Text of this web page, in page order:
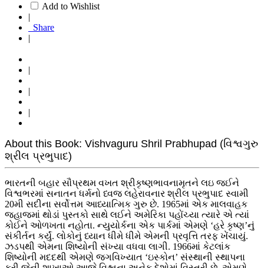
Add to Wishlist
|
Share
|
|
|
|
About this Book: Vishvaguru Shril Prabhupad (વિશ્વગુરુ
શ્રીલ પ્રભુપાદ)
ભારતની બહાર સૌપ્રથમ વખત શ્રીકૃષ્ણભાવનામૃતને લઇ જઈને
વિશ્વભરમાં સનાતન ધર્મનો ધ્વજ લહેરાવનાર શ્રીલ પ્રભુપાદ સ્વામી
20મી સદીના સર્વોત્તમ આધ્યાત્મિક ગુરુ છે. 1965માં એક માલવાહક
જહાજમાં થોડાં પુસ્તકો સાથે લઈને અમેરિકા પહોંચ્યા ત્યારે એ ત્યાં
કોઈને ઓળખતા નહોતા. ન્યુયોર્કના એક પાર્કમાં એમણે ‘હરે કૃષ્ણ’નું
સંકીર્તન કર્યું. લોકોનું ધ્યાન ધીમે ધીમે એમની પ્રવૃત્તિ તરફ ખેંચાયું.
ઝડપથી એમના શિષ્યોની સંખ્યા વધવા લાગી. 1966માં કેટલાંક
શિષ્યોની મદદથી એમણે જગવિખ્યાત ‘ઇસ્કોન’ સંસ્થાની સ્થાપના